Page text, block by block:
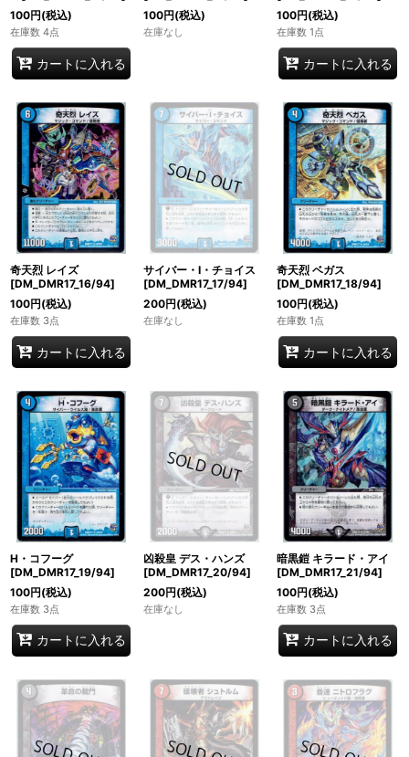
100円(税込)
在庫数 4点
カートに入れる
100円(税込)
在庫なし
100円(税込)
在庫数 1点
カートに入れる
奇天烈 レイズ
[DM_DMR17_16/94]
100円(税込)
在庫数 3点
カートに入れる
サイバー・I・チョイス
[DM_DMR17_17/94]
200円(税込)
在庫なし
奇天烈 ベガス
[DM_DMR17_18/94]
100円(税込)
在庫数 1点
カートに入れる
H・コフーグ
[DM_DMR17_19/94]
100円(税込)
在庫数 3点
カートに入れる
凶殺皇 デス・ハンズ
[DM_DMR17_20/94]
200円(税込)
在庫なし
暗黒鎧 キラード・アイ
[DM_DMR17_21/94]
100円(税込)
在庫数 3点
カートに入れる